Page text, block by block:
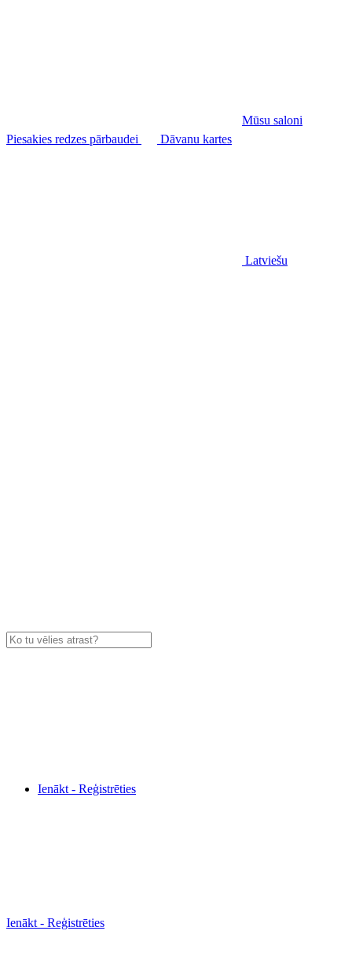
Mūsu saloni
Piesakies redzes pārbaudei
Dāvanu kartes
Latviešu
Ienākt - Reģistrēties
Ienākt - Reģistrēties